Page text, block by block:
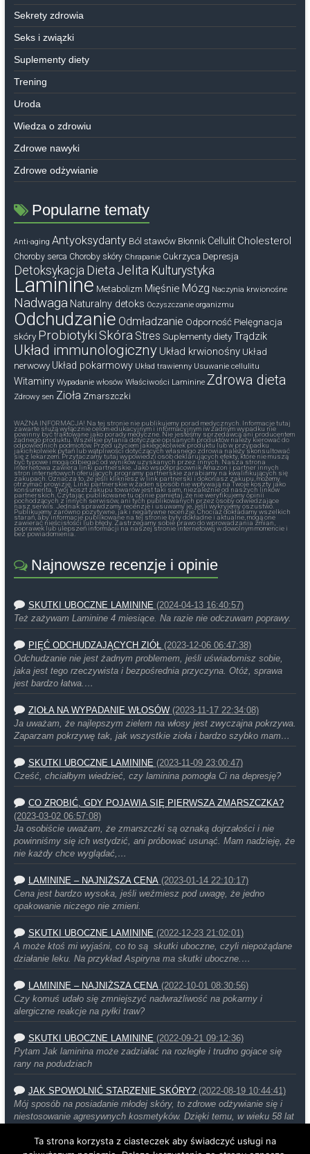
Sekrety zdrowia
Seks i związki
Suplementy diety
Trening
Uroda
Wiedza o zdrowiu
Zdrowe nawyki
Zdrowe odżywianie
Popularne tematy
Anti-aging Antyoksydanty Ból stawów Błonnik Cellulit Cholesterol
Choroby serca Choroby skóry Chrapanie Cukrzyca Depresja
Detoksykacja Dieta Jelita Kulturystyka
Laminine Metabolizm Mięśnie Mózg Naczynia krwionośne
Nadwaga Naturalny detoks Oczyszczanie organizmu
Odchudzanie Odmładzanie Odporność Pielęgnacja
skóry Probiotyki Skóra Stres Suplementy diety Trądzik
Układ immunologiczny Układ krwionośny Układ
nerwowy Układ pokarmowy Układ trawienny Usuwanie cellulitu
Witaminy Wypadanie włosów Właściwości Laminine Zdrowa dieta
Zdrowy sen Zioła Zmarszczki
WAŻNA INFORMACJA! Na tej stronie nie publikujemy porad medycznych. Informacje tutaj
zawarte służą wyłącznie celom edukacyjnym i informacyjnym iw żadnym wypadku nie
powinny być traktowane jako porady medyczne. Nie jesteśmy sprzedawcą ani producentem
żadnego produktu. Wszelkie pytania dotyczące opisanych produktów należy kierować do
odpowiednich podmiotów. Przed użyciem jakiegokolwiek produktu lub w przypadku
jakichkolwiek pytań lub wątpliwości dotyczących własnego zdrowia należy skonsultować
się z lekarzem. Przytaczamy tutaj wypowiedzi osób deklarujących efekty, które nie muszą
być typowe i mogą odbiegać od wyników uzyskanych przez innych. Nasza strona
internetowa zawiera linki partnerskie. Jako współpracownik Amazon i partner innych
stron internetowych oferujących programy partnerskie zarabiamy na kwalifikujących się
zakupach. Oznacza to, że jeśli klikniesz w link partnerski i dokonasz zakupu, możemy
otrzymać prowizję. Linki partnerskie w żaden sposób nie wpływają na Twoje koszty jako
konsumenta. Twój koszt zakupu towarów jest taki sam, niezależnie od naszych linków
partnerskich. Czytając publikowane tu opinie pamiętaj, że nie weryfikujemy opinii
pochodzących z innych serwisów, ani tych publikowanych przez osoby odwiedzające
nasz serwis. Jednak sprawdzamy recenzje i usuwamy je, jeśli wykryjemy oszustwo.
Publikujemy zarówno pozytywne, jak i negatywne recenzje. Chociaż dokładamy wszelkich
starań, aby informacje publikowane na tej stronie były dokładne i aktualne, mogą one
zawierać nieścisłości lub błędy. Zastrzegamy sobie prawo do wprowadzania zmian,
poprawek lub ulepszeń informacji na naszej stronie internetowej w dowolnym momencie i
bez powiadomienia.
Najnowsze recenzje i opinie
SKUTKI UBOCZNE LAMININE (2024-04-13 16:40:57)
Też zażywam Laminine 4 miesiące. Na razie nie odczuwam poprawy.
PIĘĆ ODCHUDZAJĄCYCH ZIÓŁ (2023-12-06 06:47:38)
Odchudzanie nie jest żadnym problemem, jeśli uświadomisz sobie,
jaka jest tego rzeczywista i bezpośrednia przyczyna. Otóż, sprawa
jest bardzo łatwa.…
ZIOŁA NA WYPADANIE WŁOSÓW (2023-11-17 22:34:08)
Ja uważam, że najlepszym zielem na włosy jest zwyczajna pokrzywa.
Zaparzam pokrzywę tak, jak wszystkie zioła i bardzo szybko mam…
SKUTKI UBOCZNE LAMININE (2023-11-09 23:00:47)
Cześć, chciałbym wiedzieć, czy laminina pomogła Ci na depresję?
CO ZROBIĆ, GDY POJAWIA SIĘ PIERWSZA ZMARSZCZKA?
(2023-03-02 06:57:08)
Ja osobiście uważam, że zmarszczki są oznaką dojrzałości i nie
powinniśmy się ich wstydzić, ani próbować usunąć. Mam nadzieję, że
nie każdy chce wyglądać,…
LAMININE – NAJNIŻSZA CENA (2023-01-14 22:10:17)
Cena jest bardzo wysoka, jeśli weźmiesz pod uwagę, że jedno
opakowanie niczego nie zmieni.
SKUTKI UBOCZNE LAMININE (2022-12-23 21:02:01)
A może ktoś mi wyjaśni, co to są skutki uboczne, czyli niepożądane
działanie leku. Na przykład Aspiryna ma skutki uboczne.…
LAMININE – NAJNIŻSZA CENA (2022-10-01 08:30:56)
Czy komuś udało się zmniejszyć nadwrażliwość na pokarmy i
alergiczne reakcje na pyłki traw?
SKUTKI UBOCZNE LAMININE (2022-09-21 09:12:36)
Pytam Jak laminina może zadziałać na rozległe i trudno gojace się
rany na podudziach
JAK SPOWOLNIĆ STARZENIE SKÓRY? (2022-08-19 10:44:41)
Mój sposób na posiadanie młodej skóry, to zdrowe odżywianie się i
niestosowanie agresywnych kosmetyków. Dzięki temu, w wieku 58 lat
Ta strona korzysta z ciasteczek aby świadczyć usługi na